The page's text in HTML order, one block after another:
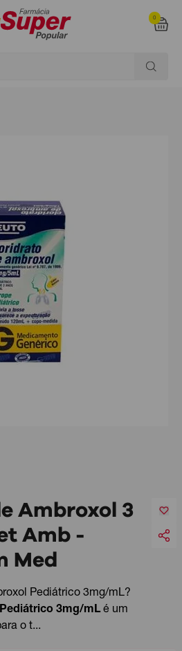
0
Ambroxol 3
Amb -
Med
Pediátrico 3mg/mL?
3mg/mLé um
o t...